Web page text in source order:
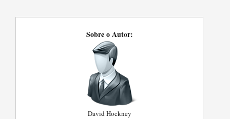
Sobre o Autor:
David Hockney